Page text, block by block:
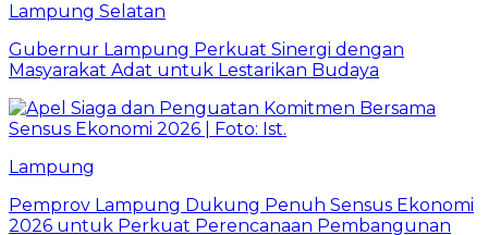
Lampung Selatan
Gubernur Lampung Perkuat Sinergi dengan
Masyarakat Adat untuk Lestarikan Budaya
Lampung
Pemprov Lampung Dukung Penuh Sensus Ekonomi
2026 untuk Perkuat Perencanaan Pembangunan